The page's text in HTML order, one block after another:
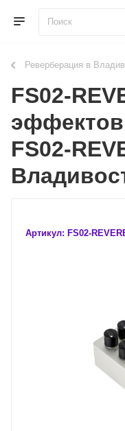
Реверберация в
FS02-
FS02-
Артикул: FS02-